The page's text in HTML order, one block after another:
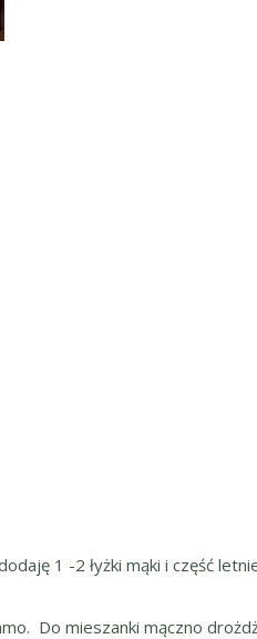
1 -2 łyżki mąki i część
Do mieszanki mączno